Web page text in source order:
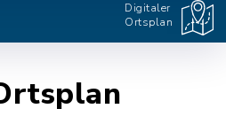
Digitaler
Ortsplan